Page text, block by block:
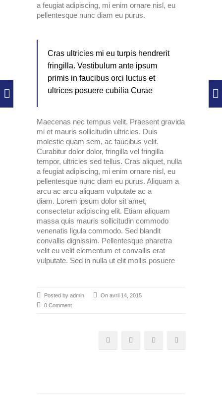
a feugiat adipiscing, mi enim ornare nisl, eu
pellentesque nunc diam eu purus.
Cras ultricies mi eu turpis hendrerit
fringilla. Vestibulum ante ipsum
primis in faucibus orci luctus et
ultrices posuere cubilia Curae
Maecenas nec tempus velit. Praesent gravida
mi et mauris sollicitudin ultricies. Duis
molestie quam sem, ac faucibus velit.
Curabitur dolor dolor, fringilla vel fringilla
tempor, ultricies sed tellus. Cras aliquet, nulla
a feugiat adipiscing, mi enim ornare nisl, eu
pellentesque nunc diam eu purus. Aliquam a
arcu ac arcu aliquam vulputate ac a
diam. Lorem ipsum dolor sit amet,
consectetur adipiscing elit. Etiam aliquam
massa quis mauris sollicitudin commodo
venenatis ligula commodo. Sed blandit
convallis dignissim. Pellentesque pharetra
velit eu velit elementum et convallis erat
vulputate. Sed in nulla ut elit mollis posuere
Posted by admin
On avril 14, 2015
0 Comment